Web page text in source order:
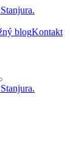
blogKontakt